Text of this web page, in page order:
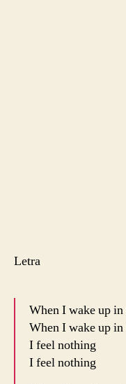
Letra
When I wake up in
When I wake up in
I feel nothing
I feel nothing